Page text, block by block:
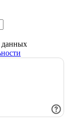
данных